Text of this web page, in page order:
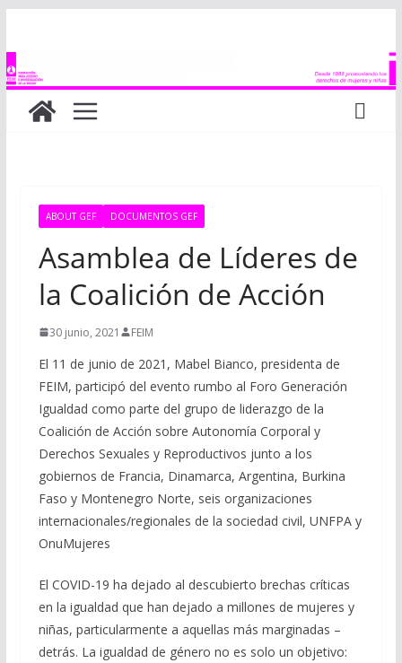
contenido
ABOUT GEF DOCUMENTOS GEF
Asamblea de Líderes de
la Coalición de Acción
30 junio, 2021 FEIM
El 11 de junio de 2021, Mabel Bianco, presidenta de
FEIM, participó del evento rumbo al Foro Generación
Igualdad como parte del grupo de liderazgo de la
Coalición de Acción sobre Autonomía Corporal y
Derechos Sexuales y Reproductivos junto a los
gobiernos de Francia, Dinamarca, Argentina, Burkina
Faso y Montenegro Norte, seis organizaciones
internacionales/regionales de la sociedad civil, UNFPA y
OnuMujeres
El COVID-19 ha dejado al descubierto brechas críticas
en la igualdad que han dejado a millones de mujeres y
niñas, particularmente a aquellas más marginadas –
detrás. La igualdad de género no es solo un objetivo: